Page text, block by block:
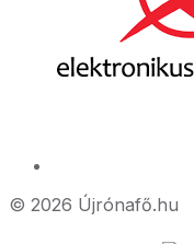
© 2026 Újrónafő.hu